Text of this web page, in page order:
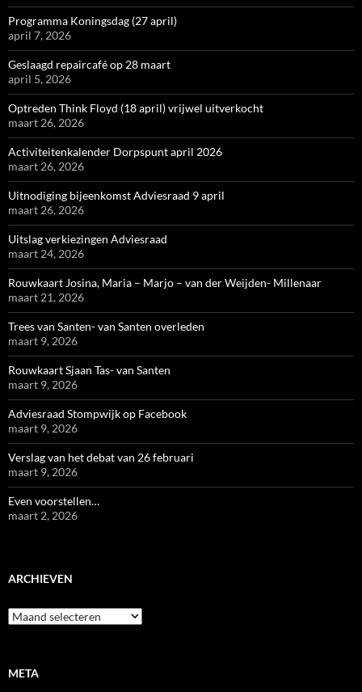
Programma Koningsdag (27 april)
april 7, 2026
Geslaagd repaircafé op 28 maart
april 5, 2026
Optreden Think Floyd (18 april) vrijwel uitverkocht
maart 26, 2026
Activiteitenkalender Dorpspunt april 2026
maart 26, 2026
Uitnodiging bijeenkomst Adviesraad 9 april
maart 26, 2026
Uitslag verkiezingen Adviesraad
maart 24, 2026
Rouwkaart Josina, Maria – Marjo – van der Weijden- Millenaar
maart 21, 2026
Trees van Santen- van Santen overleden
maart 9, 2026
Rouwkaart Sjaan Tas- van Santen
maart 9, 2026
Adviesraad Stompwijk op Facebook
maart 9, 2026
Verslag van het debat van 26 februari
maart 9, 2026
Even voorstellen…
maart 2, 2026
ARCHIEVEN
Archieven
META